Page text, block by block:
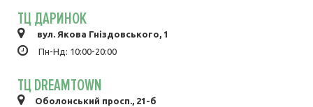
ТЦ ДАРИНОК
вул. Якова Гніздовського, 1
Пн-Нд: 10:00-20:00
ТЦ DREAMTOWN
Оболонський просп., 21-б